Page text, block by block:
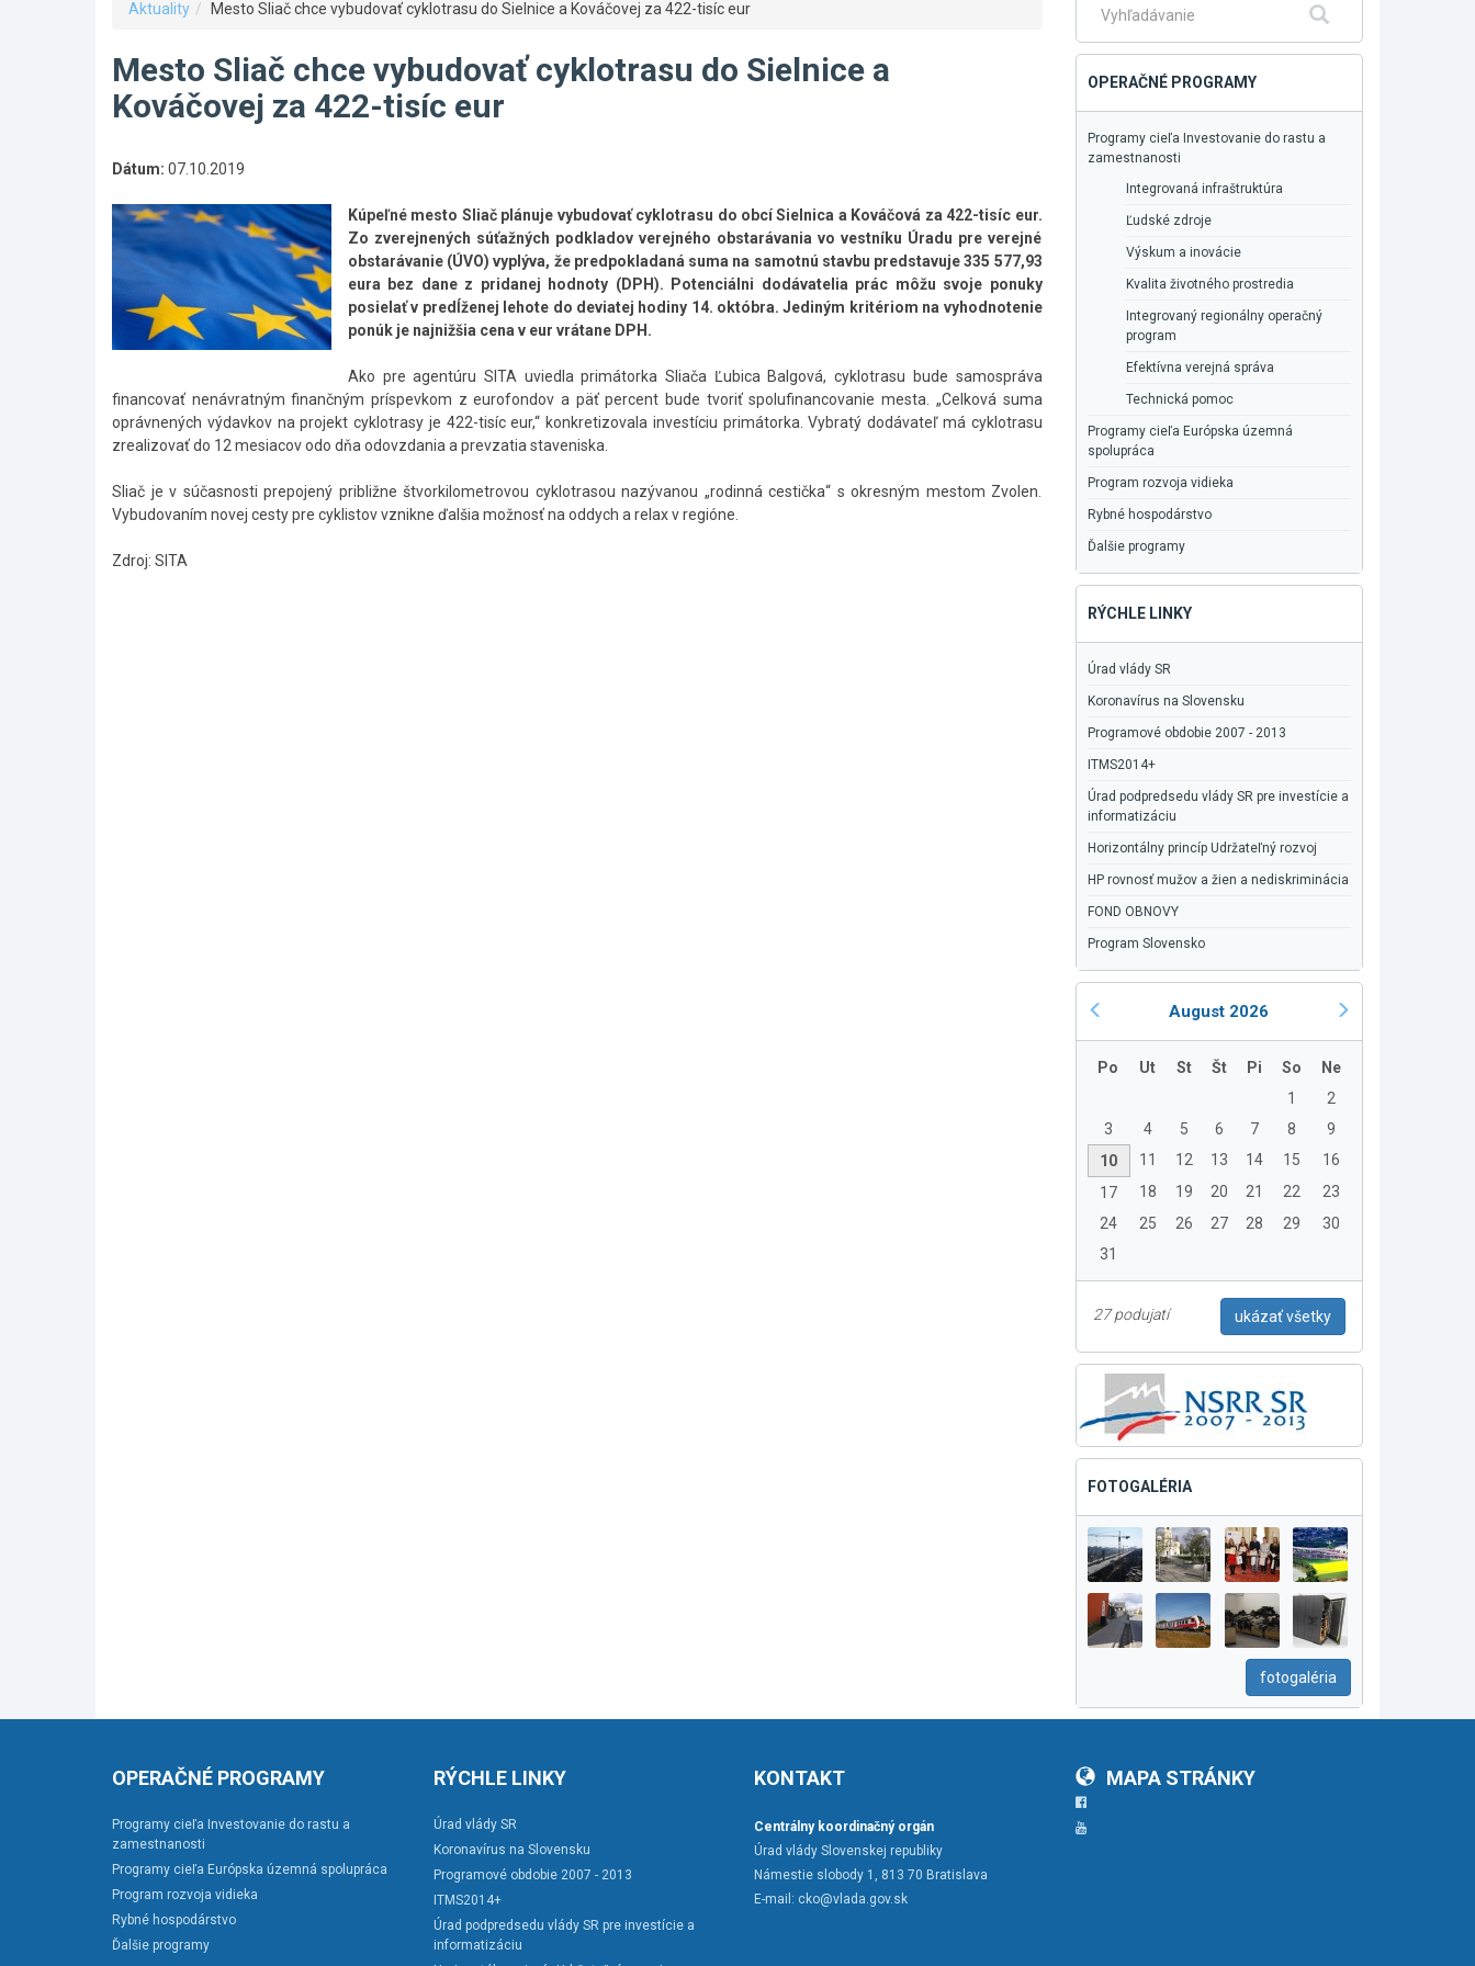
Aktuality Mesto Sliač chce vybudovať cyklotrasu do Sielnice a Kováčovej za 422-tisíc eur
Mesto Sliač chce vybudovať cyklotrasu do Sielnice a
Kováčovej za 422-tisíc eur
Dátum: 07.10.2019
Kúpeľné mesto Sliač plánuje vybudovať cyklotrasu do obcí Sielnica a Kováčová za 422-tisíc eur.
Zo zverejnených súťažných podkladov verejného obstarávania vo vestníku Úradu pre verejné
obstarávanie (ÚVO) vyplýva, že predpokladaná suma na samotnú stavbu predstavuje 335 577,93
eura bez dane z pridanej hodnoty (DPH). Potenciálni dodávatelia prác môžu svoje ponuky
posielať v predĺženej lehote do deviatej hodiny 14. októbra. Jediným kritériom na vyhodnotenie
ponúk je najnižšia cena v eur vrátane DPH.
Ako pre agentúru SITA uviedla primátorka Sliača Ľubica Balgová, cyklotrasu bude samospráva
financovať nenávratným finančným príspevkom z eurofondov a päť percent bude tvoriť spolufinancovanie mesta. „Celková suma
oprávnených výdavkov na projekt cyklotrasy je 422-tisíc eur,“ konkretizovala investíciu primátorka. Vybratý dodávateľ má cyklotrasu
zrealizovať do 12 mesiacov odo dňa odovzdania a prevzatia staveniska.
Sliač je v súčasnosti prepojený približne štvorkilometrovou cyklotrasou nazývanou „rodinná cestička“ s okresným mestom Zvolen.
Vybudovaním novej cesty pre cyklistov vznikne ďalšia možnosť na oddych a relax v regióne.​
Zdroj: SITA
Fulltextové
OPERAČNÉ PROGRAMY
Programy cieľa Investovanie do rastu a
zamestnanosti
Integrovaná infraštruktúra
Ľudské zdroje
Výskum a inovácie
Kvalita životného prostredia
Integrovaný regionálny operačný
program
Efektívna verejná správa
Technická pomoc
Programy cieľa Európska územná
spolupráca
Program rozvoja vidieka
Rybné hospodárstvo
Ďalšie programy
RÝCHLE LINKY
Úrad vlády SR
Koronavírus na Slovensku
Programové obdobie 2007 - 2013
ITMS2014+
Úrad podpredsedu vlády SR pre investície a
informatizáciu
Horizontálny princíp Udržateľný rozvoj
HP rovnosť mužov a žien a nediskriminácia
FOND OBNOVY
Program Slovensko
August 2026
Po Ut St Št Pi So
Ne
1
2
3
4 5 6 7 8
9
10
11 12 13 14 15
16
17
18 19 20 21 22
23
24
25 26 27 28 29
30
31
27 podujatí ukázať všetky
FOTOGALÉRIA
fotogaléria
OPERAČNÉ PROGRAMY
Programy cieľa Investovanie do rastu a
zamestnanosti
Programy cieľa Európska územná spolupráca
Program rozvoja vidieka
Rybné hospodárstvo
Ďalšie programy
RÝCHLE LINKY
Úrad vlády SR
Koronavírus na Slovensku
Programové obdobie 2007 - 2013
ITMS2014+
Úrad podpredsedu vlády SR pre investície a
informatizáciu
KONTAKT
Centrálny koordinačný orgán
Úrad vlády Slovenskej republiky
Námestie slobody 1, 813 70 Bratislava
E-mail: cko@vlada.gov.sk
MAPA STRÁNKY
Facebook
YouTube